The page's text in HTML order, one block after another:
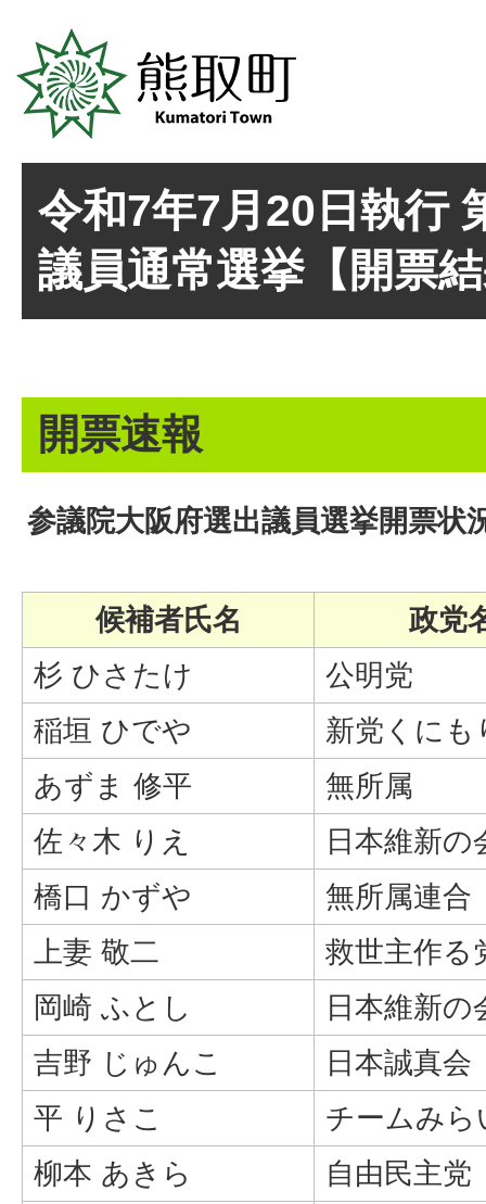
令和7年7月20日執行
議員通常選挙【開票
開票速報
参議院大阪府選出議員選挙開票状
候補者氏名
政党
杉 ひさたけ
公明党
稲垣 ひでや
新党くにも
あずま 修平
無所属
佐々木 りえ
日本維新の
橋口 かずや
無所属連合
上妻 敬二
救世主作る
岡崎 ふとし
日本維新の
吉野 じゅんこ
日本誠真会
平 りさこ
チームみら
柳本 あきら
自由民主党